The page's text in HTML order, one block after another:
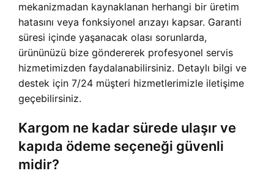
mekanizmadan kaynaklanan herhangi bir üretim
hatasını veya fonksiyonel arızayı kapsar. Garanti
süresi içinde yaşanacak olası sorunlarda,
ürününüzü bize göndererek profesyonel servis
hizmetimizden faydalanabilirsiniz. Detaylı bilgi ve
destek için 7/24 müşteri hizmetlerimizle iletişime
geçebilirsiniz.
Kargom ne kadar sürede ulaşır ve
kapıda ödeme seçeneği güvenli
midir?